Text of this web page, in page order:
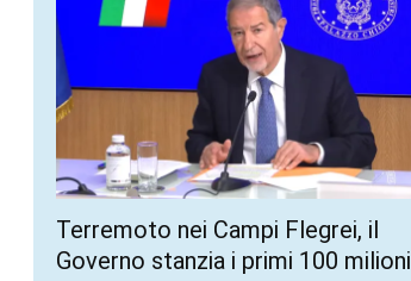
Terremoto nei Campi Flegrei, il
Governo stanzia i primi 100 milioni